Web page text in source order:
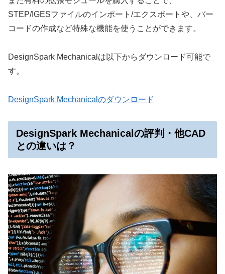
STEP/IGESファイルのインポート/エクスポートや、バー
コードの作成など特殊な機能を使うことができます。
DesignSpark Mechanicalは以下からダウンロード可能で
す。
DesignSpark Mechanicalのダウンロード
DesignSpark Mechanicalの評判・他CAD
との違いは？